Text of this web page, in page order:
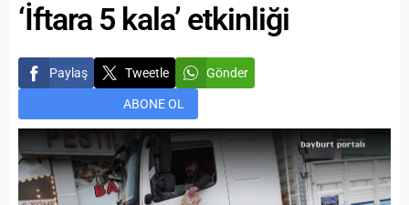
‘İftara 5 kala’ etkinliği
Paylaş Tweetle Gönder
ABONE OL